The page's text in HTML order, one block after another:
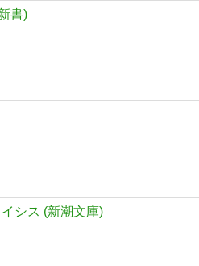
書)
シス (新潮文庫)